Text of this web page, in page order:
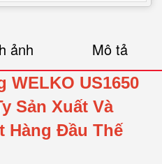
ảnh Mô tả
WELKO US1650
Sản Xuất Và
Hàng Đầu Thế